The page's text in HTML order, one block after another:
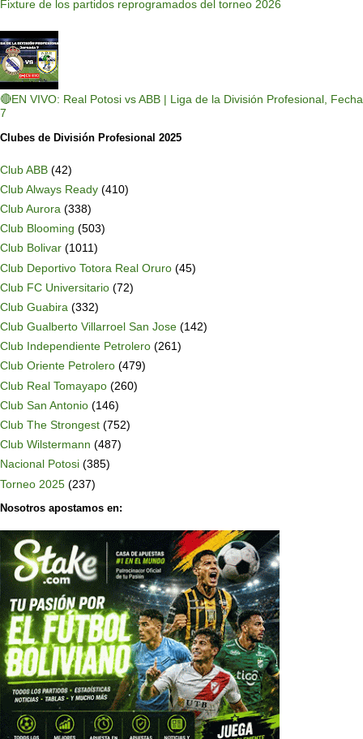
Fixture de los partidos reprogramados del torneo 2026
🔴EN VIVO: Real Potosi vs ABB | Liga de la División Profesional, Fecha
7
Clubes de División Profesional 2025
Club ABB (42)
Club Always Ready (410)
Club Aurora (338)
Club Blooming (503)
Club Bolivar (1011)
Club Deportivo Totora Real Oruro (45)
Club FC Universitario (72)
Club Guabira (332)
Club Gualberto Villarroel San Jose (142)
Club Independiente Petrolero (261)
Club Oriente Petrolero (479)
Club Real Tomayapo (260)
Club San Antonio (146)
Club The Strongest (752)
Club Wilstermann (487)
Nacional Potosi (385)
Torneo 2025 (237)
Nosotros apostamos en: